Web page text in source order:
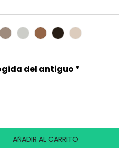
del antiguo *
AÑADIR AL CARRITO